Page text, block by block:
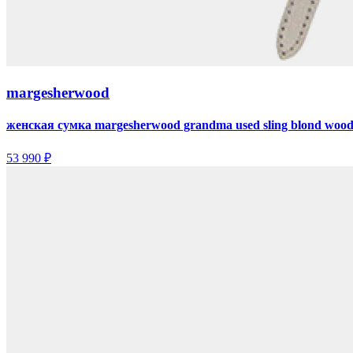
margesherwood
женская сумка margesherwood grandma used sling blond
53 990 ₽